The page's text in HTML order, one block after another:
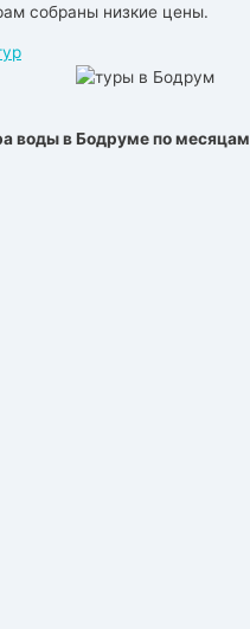
собраны низкие цены.
воды в Бодруме по месяцам